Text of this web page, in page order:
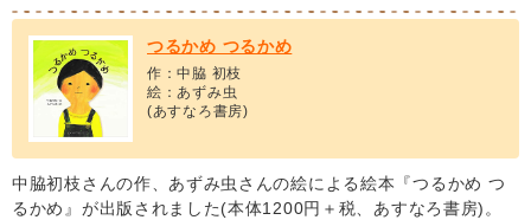
つるかめ つるかめ
作：中脇 初枝
絵：あずみ虫
(あすなろ書房)
中脇初枝さんの作、あずみ虫さんの絵による絵本『つるかめ つ
るかめ』が出版されました(本体1200円＋税、あすなろ書房)。